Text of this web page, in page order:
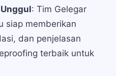
: Tim Gelegar
siap memberikan
dan penjelasan
terbaik untuk